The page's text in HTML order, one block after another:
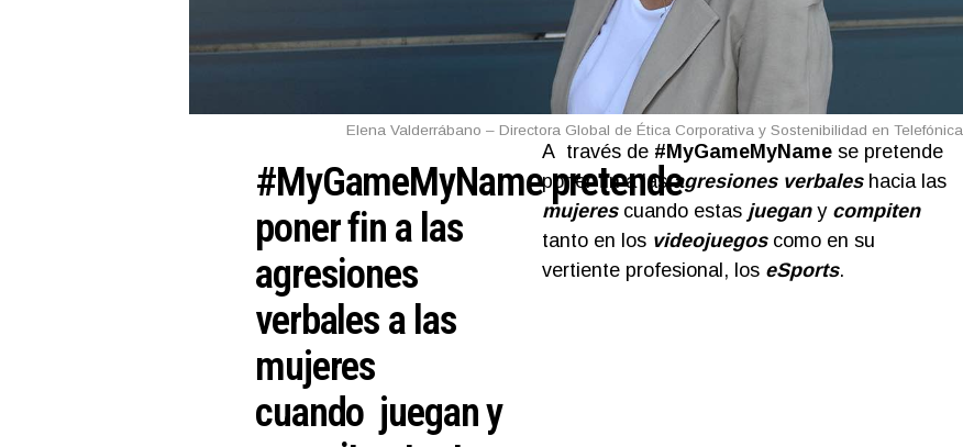
Elena Valderrábano – Directora Global de Ética Corporativa y Sostenibilidad en Telefónica.
#MyGameMyName pretende
poner fin a las
agresiones
verbales a las
mujeres
cuando juegan y
A través de #MyGameMyNamese pretende
poner fin a lasagresiones verbales hacia las
mujerescuando estas juegan y compiten
tanto en los videojuegoscomo en su
vertiente profesional, los eSports.